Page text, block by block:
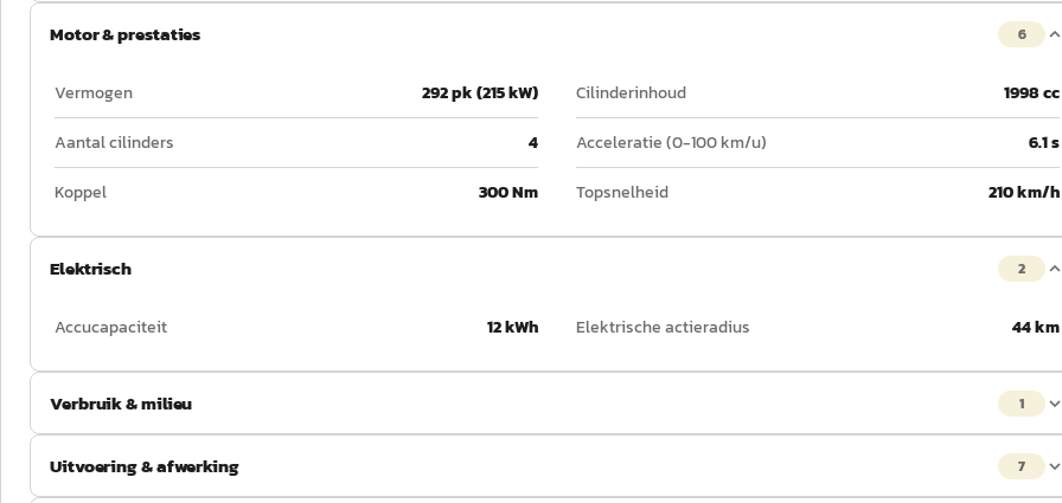
Motor & prestaties 6
Vermogen 292 pk (215 kW) Cilinderinhoud
1998 cc
Aantal cilinders
4 Acceleratie (0-100 km/u)
6.1 s
Koppel
300 Nm Topsnelheid 210 km/h
Elektrisch 2
Accucapaciteit 12 kWh Elektrische actieradius 44 km
Verbruik & milieu 1
Uitvoering & afwerking 7